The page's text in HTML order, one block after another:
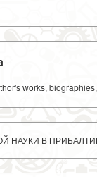
works,
НАУКИ В